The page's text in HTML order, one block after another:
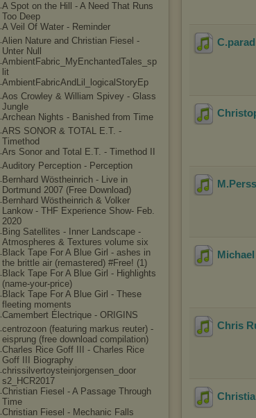
A Spot on the Hill - A Need That Runs
Too Deep
A Veil Of Water - Reminder
Alien Nature and Christian Fiesel -
Unter Null
AmbientFabric_MyEnchantedTales_sp
lit
AmbientFabricAndLil_logicalStoryEp
Aos Crowley & William Spivey - Glass
Jungle
Archean Nights - Banished from Time
ARS SONOR & TOTAL E.T. -
Timethod
Ars Sonor and Total E.T. - Timethod II
Auditory Perception - Perception
Bernhard Wöstheinric h - Live in
Dortmund 2007 (Free Download)
Bernhard Wöstheinric h & Volker
Lankow - THF Experience Show- Feb.
2020
Bing Satellites - Inner Landscape -
Atmospheres & Textures volume six
Black Tape For A Blue Girl - ashes in
the brittle air (remastered) #Free! (1)
Black Tape For A Blue Girl - Highlights
(name-your-price)
Black Tape For A Blue Girl - These
fleeting moments
Camembert Électrique - ORIGINS
centrozoon (featuring markus reuter) -
eisprung (free download compilation)
Charles Rice Goff III - Charles Rice
Goff III Biography
chrissilvertoysteinjorgensen_door
s2_HCR2017
Christian Fiesel - A Passage Through
Time
Christian Fiesel - Mechanic Falls
Chris